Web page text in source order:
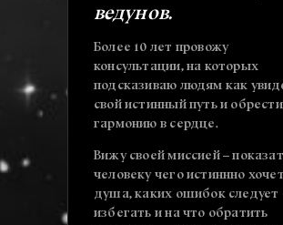
ведунов.
Более 10 лет провожу
консультации, на которых
подсказиваю людям как
свой истинный путь и обрести
гармонию в сердце.
Вижу своей миссией –
человеку чего истиннно
душа, каких ошибок следует
избегать и на что обратить